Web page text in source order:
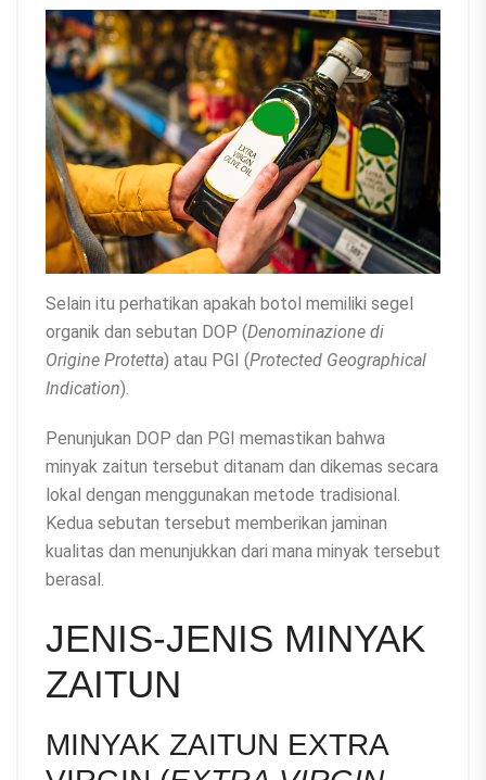
Selain itu perhatikan apakah botol memiliki segel
organik dan sebutan DOP (Denominazione di
Origine Protetta) atau PGI (Protected Geographical
Indication).
Penunjukan DOP dan PGI memastikan bahwa
minyak zaitun tersebut ditanam dan dikemas secara
lokal dengan menggunakan metode tradisional.
Kedua sebutan tersebut memberikan jaminan
kualitas dan menunjukkan dari mana minyak tersebut
berasal.
JENIS-JENIS MINYAK
ZAITUN
MINYAK ZAITUN EXTRA